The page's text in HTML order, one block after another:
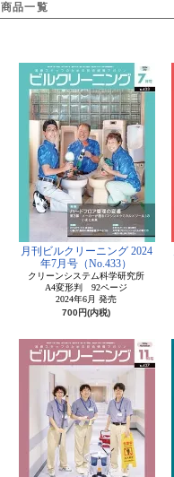
商品一覧
月刊ビルクリーニング 2024
年7月号（No.433）
クリーンシステム科学研究所
A4変形判 92ページ
2024年6月 発売
700円(内税)